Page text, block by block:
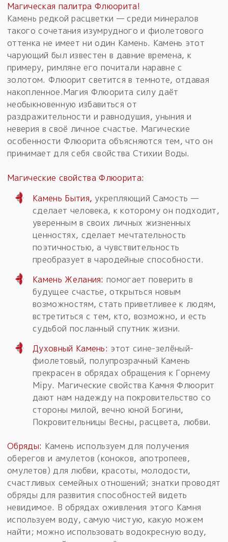
Магическая палитра Флюорита!
Камень редкой расцветки — среди минералов
такого сочетания изумрудного и фиолетового
оттенка не имеет ни один Камень. Камень этот
чарующий был известен в давние времена, к
примеру, римляне его почитали наравне с
золотом. Флюорит светится в темноте, отдавая
накопленное.Магия Флюорита силу даёт
необыкновенную избавиться от
раздражительности и равнодушия, уныния и
неверия в своё личное счастье. Магические
особенности Флюорита объясняются тем, что он
принимает для себя свойства Стихии Воды.
Магические свойства Флюорита:
Камень Бытия, укрепляющий Самость —
сделает человека, к которому он подходит,
уверенным в своих личных жизненных
ценностях, сделает мечтательность
поэтичностью, а чувствительность
преобразует в чародейные способности.
Камень Желания:помогает поверить в
будущее счастье, открыться новым
возможностям, стать приветливее к людям,
встретиться с тем, кто, возможно, и есть
судьбой посланный спутник жизни.
Духовный Камень: этот сине-зелёный-
фиолетовый, полупрозрачный Камень
прекрасен в обрядах обращения к Горнему
Мiру. Магические свойства Камня Флюорит
дают нам надежду на покровительство со
стороны милой, вечно юной Богини,
Покровительницы Весны, расцвета, любви.
Обряды: Камень используем для получения
оберегов и амулетов (коноков, апотропеев,
омулетов) для любви, красоты, молодости,
счастливых семейных отношений; знатки проводят
обряды для развития способностей видеть
невидимое. В обрядах оживления этого Камня
используем воду, самую чистую, какую можем
найти; можно использовать водокресную воду,